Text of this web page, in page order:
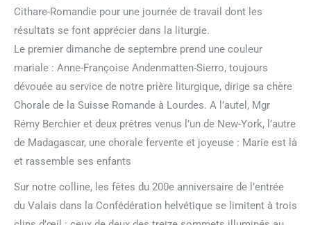
Cithare-Romandie pour une journée de travail dont les
résultats se font apprécier dans la liturgie.
Le premier dimanche de septembre prend une couleur
mariale : Anne-Françoise Andenmatten-Sierro, toujours
dévouée au service de notre prière liturgique, dirige sa chère
Chorale de la Suisse Romande à Lourdes. A l’autel, Mgr
Rémy Berchier et deux prêtres venus l’un de New-York, l’autre
de Madagascar, une chorale fervente et joyeuse : Marie est là
et rassemble ses enfants
Sur notre colline, les fêtes du 200e anniversaire de l’entrée
du Valais dans la Confédération helvétique se limitent à trois